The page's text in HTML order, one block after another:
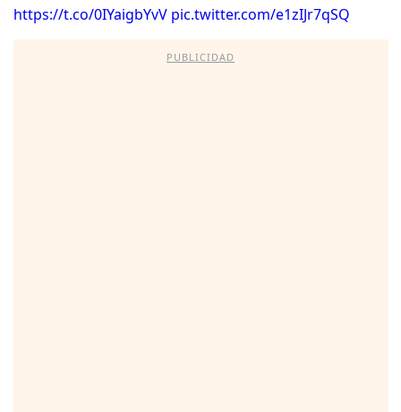
https://t.co/0IYaigbYvV pic.twitter.com/e1zIJr7qSQ
PUBLICIDAD